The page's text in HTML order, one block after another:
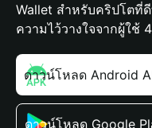
Wallet สำหรับคริปโตที่
ความไว้วางใจจากผู้ใช้
ดาวน์โหลด Android
ดาวน์โหลด Google